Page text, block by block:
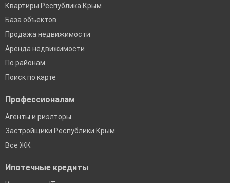
Квартиры Республика Крым
База объектов
Продажа недвижимости
Аренда недвижимости
По районам
Поиск по карте
Профессионалам
Агенты и риэлторы
Застройщики Республики Крым
Все ЖК
Ипотечные кредиты